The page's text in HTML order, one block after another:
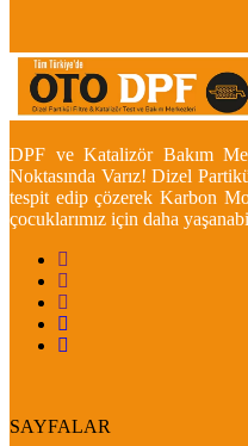
DPF ve Katalizör Bakım
Noktasında Varız! Dizel
tespit edip çözerek Karbon
çocuklarımız için daha
SAYFALAR